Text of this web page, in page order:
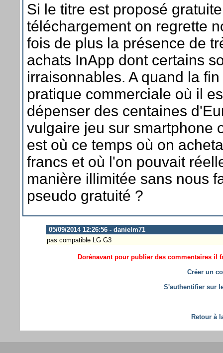
Si le titre est proposé
téléchargement on regrette
fois de plus la présence de
achats InApp dont certains
irraisonnables. A quand la
pratique commerciale où il
dépenser des centaines
vulgaire jeu sur smartphone
est où ce temps où on
francs et où l'on pouvait
manière illimitée sans nous
pseudo gratuité ?
05/09/2014 12:26:56 - danielm71
pas compatible LG G3
Dorénavant pour publier des commentaires il
Créer un
S'authentifier sur
Retour à